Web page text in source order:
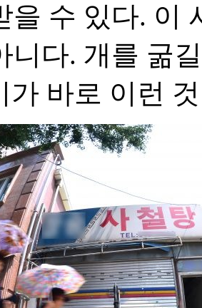
을 수 있다. 이
니다. 개를 굶
가 바로 이런